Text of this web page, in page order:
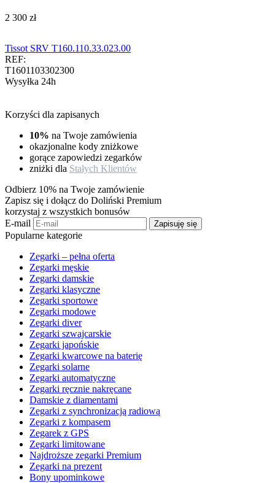
‍2 300‍ zł
Tissot SRV T160.110.33.023.00
REF:
T1601103302300
Wysyłka 24h
Korzyści dla zapisanych
10% na Twoje zamówienia
okazjonalne kody zniżkowe
gorące zapowiedzi zegarków
zniżki dla Stałych Klientów
Odbierz 10% na Twoje zamówienie
Zapisz się i dołącz do Doliński Premium
korzystaj z wszystkich bonusów
E-mail
Zapisuję się
Popularne kategorie
Zegarki – pełna oferta
Zegarki męskie
Zegarki damskie
Zegarki klasyczne
Zegarki sportowe
Zegarki modowe
Zegarki diver
Zegarki szwajcarskie
Zegarki japońskie
Zegarki kwarcowe na baterię
Zegarki solarne
Zegarki automatyczne
Zegarki ręcznie nakręcane
Damskie z diamentami
Zegarki z synchronizacją radiową
Zegarki z kompasem
Zegarek z GPS
Zegarki limitowane
Najdroższe zegarki Premium
Zegarki na prezent
Bony upominkowe